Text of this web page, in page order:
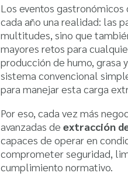
Los eventos
cada año una realidad: las
multitudes, sino que
mayores retos para
producción de humo, grasa
sistema convencional
para manejar esta carga
Por eso, cada vez más
avanzadas de extracción
capaces de operar en
comprometer seguridad,
cumplimiento normativo.